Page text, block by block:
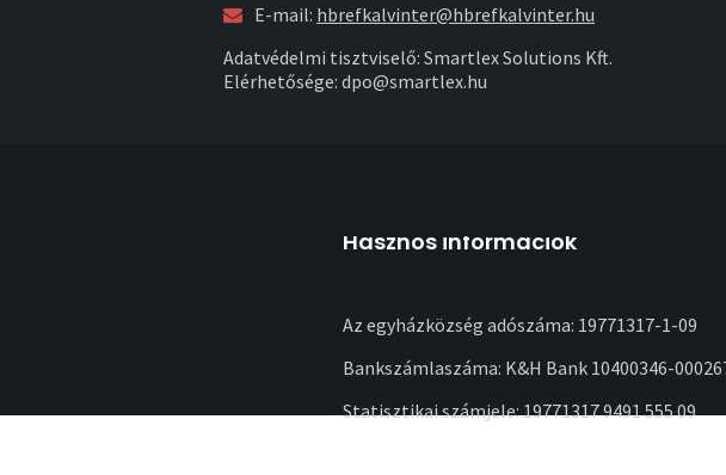
E-mail: hbrefkalvinter@hbrefkalvinter.hu
Adatvédelmi tisztviselő: Smartlex Solutions Kft.
Elérhetősége: dpo@smartlex.hu
Hasznos információk
Az egyházközség adószáma: 19771317-1-09
Bankszámlaszáma: K&H Bank 10400346-
Statisztikai számjele: 19771317 9491 555 09